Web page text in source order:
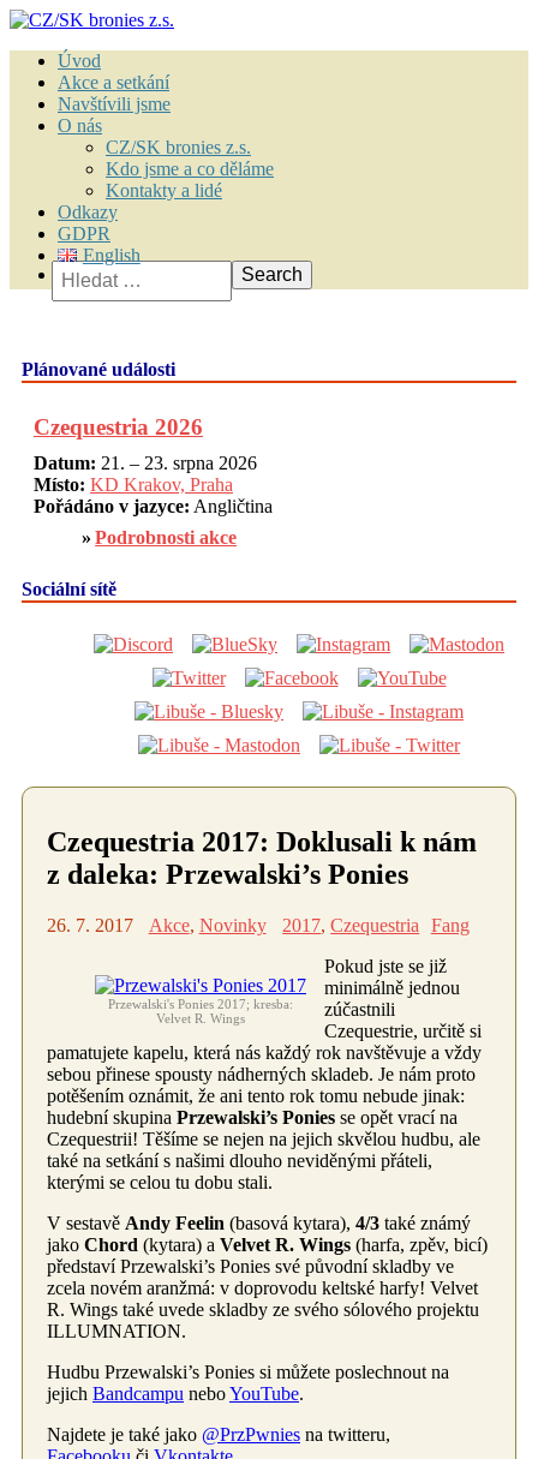
Úvod
Akce a setkání
Navštívili jsme
O nás
CZ/SK bronies z.s.
Kdo jsme a co děláme
Kontakty a lidé
Odkazy
GDPR
English
Vyhledávání
Czequestria 2017: Doklusali k nám
z daleka: Przewalski’s Ponies
26. 7. 2017 Akce, Novinky 2017,Czequestria Fang
Przewalski's Ponies 2017; kresba:
Velvet R. Wings
Pokud jste se již
minimálně jednou
zúčastnili
Czequestrie, určitě si
pamatujete kapelu, která nás každý rok navštěvuje a vždy
sebou přinese spousty nádherných skladeb. Je nám proto
potěšením oznámit, že ani tento rok tomu nebude jinak:
hudební skupina Przewalski’s Ponies se opět vrací na
Czequestrii! Těšíme se nejen na jejich skvělou hudbu, ale
také na setkání s našimi dlouho neviděnými přáteli,
kterými se celou tu dobu stali.
V sestavě Andy Feelin (basová kytara), 4/3 také známý
jako Chord (kytara) a Velvet R. Wings (harfa, zpěv, bicí)
představí Przewalski’s Ponies své původní skladby ve
zcela novém aranžmá: v doprovodu keltské harfy! Velvet
R. Wings také uvede skladby ze svého sólového projektu
ILLUMNATION.
Hudbu Przewalski’s Ponies si můžete poslechnout na
jejich Bandcampu neboYouTube.
Najdete je také jako @PrzPwnies na twitteru,
Plánované události
Czequestria 2026
Datum: 21. – 23. srpna 2026
Místo: KD Krakov, Praha
Pořádáno v jazyce: Angličtina
Podrobnosti akce
Sociální sítě